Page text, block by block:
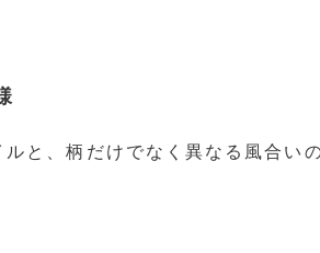
と、柄だけでなく異なる風合い